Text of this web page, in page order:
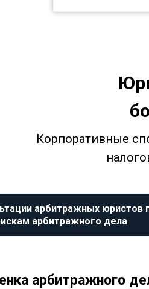
Корпоративные
арбитражных юристов
арбитражного дела
арбитражного